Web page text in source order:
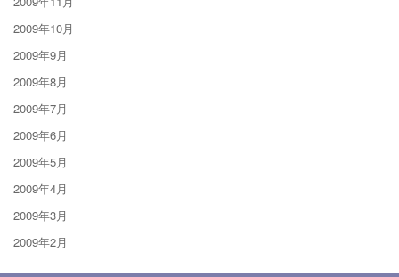
2009年10月
2009年9月
2009年8月
2009年7月
2009年6月
2009年5月
2009年4月
2009年3月
2009年2月